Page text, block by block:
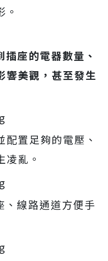
座的電器數量、
響美觀，甚至發生
置足夠的電壓、
亂。
線路通道方便手